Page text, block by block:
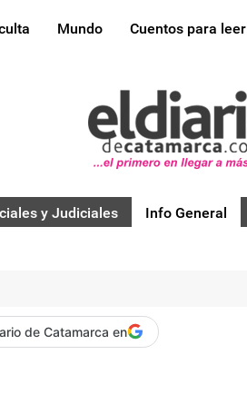
Mundo Cuentos para leer
y Judiciales Info General
de Catamarca en